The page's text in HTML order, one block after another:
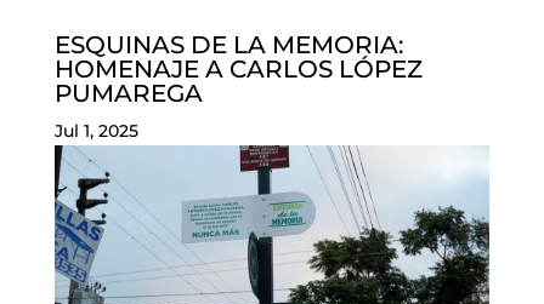
ESQUINAS DE LA MEMORIA:
HOMENAJE A CARLOS LÓPEZ
PUMAREGA
Jul 1, 2025